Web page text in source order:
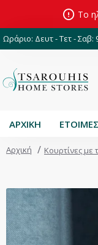
Το
Ωράριο: Δευτ - Τετ - Σαβ:
ΑΡΧΙΚΗ
Αρχική Κουρτίνες με